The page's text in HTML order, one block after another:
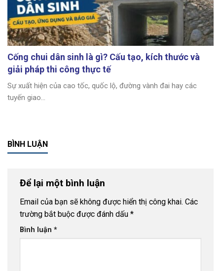
Cống chui dân sinh là gì? Cấu tạo, kích thước và
giải pháp thi công thực tế
Sự xuất hiện của cao tốc, quốc lộ, đường vành đai hay các
tuyến giao...
BÌNH LUẬN
Để lại một bình luận
Email của bạn sẽ không được hiển thị công khai. Các
trường bắt buộc được đánh dấu *
Bình luận *